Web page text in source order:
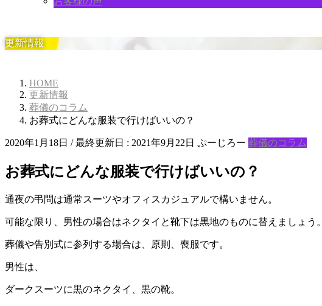
更新情報
HOME
更新情報
葬儀のコラム
お葬式にどんな服装で行けばいいの？
2020年1月18日 / 最終更新日 : 2021年9月22日 ぷーじろー 葬儀のコラム
お葬式にどんな服装で行けばいいの？
通夜の弔問は通常スーツやオフィスカジュアルで構いません。
可能な限り、男性の場合はネクタイと靴下は黒地のものに替えましょう。
葬儀や告別式に参列する場合は、原則、喪服です。
男性は、
ダークスーツに黒のネクタイ、黒の靴。